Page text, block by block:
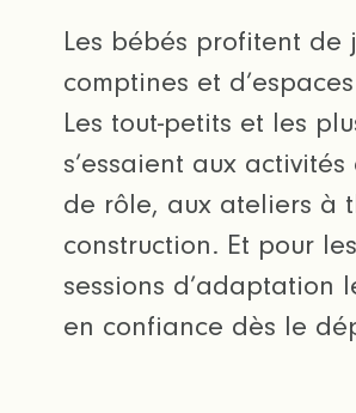
Les bébés profitent de
comptines et
Les tout-petits et les
s’essaient aux
de rôle, aux ateliers à
construction. Et pour
sessions d’adaptation
en confiance dès le